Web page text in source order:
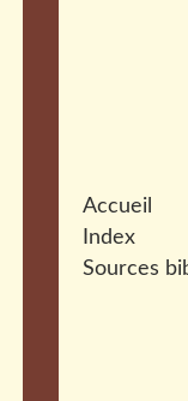
Accueil
Index
Sources